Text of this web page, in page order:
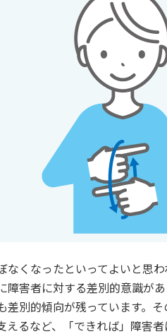
なくなったといってよいと思
障害者に対する差別的意識が
差別的傾向が残っています。
えるなど、「できれば」障害